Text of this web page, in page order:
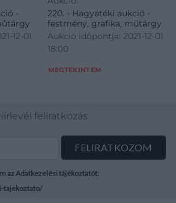
-
12-01
220. - Hagyatéki aukció -
festmény, grafika, műtárgy
Aukció időpontja: 2021-12-01
18:00
MEGTEKINTEM
feliratkozás
az Adatkezelési tájékoztatót:
tajekoztato/